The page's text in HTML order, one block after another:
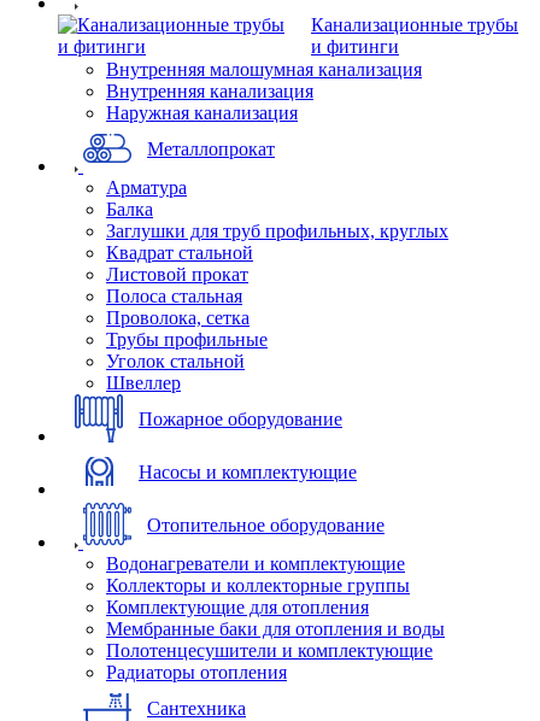
Канализационные трубы
и фитинги
Внутренняя малошумная канализация
Внутренняя канализация
Наружная канализация
Металлопрокат
Арматура
Балка
Заглушки для труб профильных, круглых
Квадрат стальной
Листовой прокат
Полоса стальная
Проволока, сетка
Трубы профильные
Уголок стальной
Швеллер
Пожарное оборудование
Насосы и комплектующие
Отопительное оборудование
Водонагреватели и комплектующие
Коллекторы и коллекторные группы
Комплектующие для отопления
Мембранные баки для отопления и воды
Полотенцесушители и комплектующие
Радиаторы отопления
Сантехника